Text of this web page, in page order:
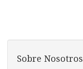
Sobre Nosotros